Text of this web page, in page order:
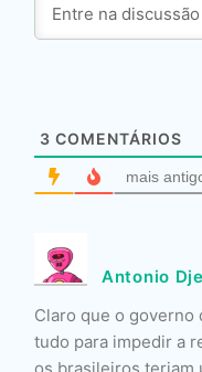
3 COMENTÁRIOS
mais
Antonio
Claro que o governo
tudo para impedir a
os brasileiros teriam